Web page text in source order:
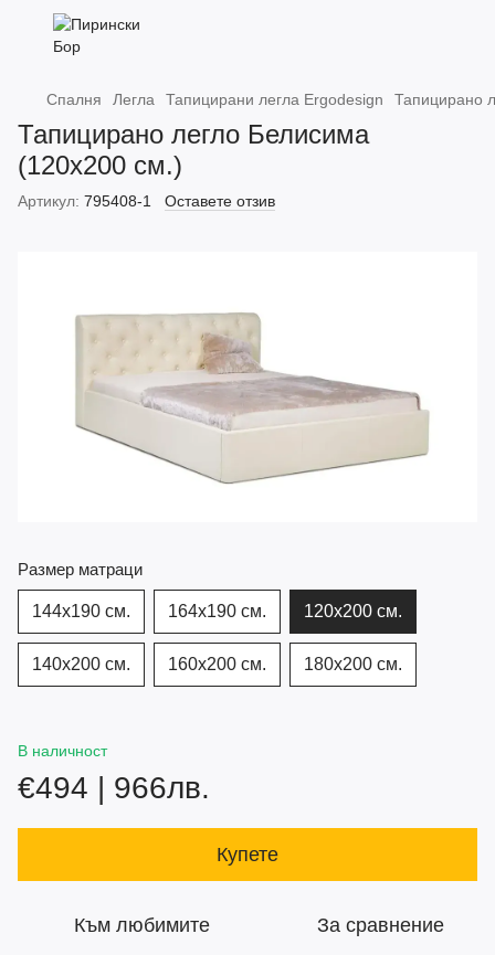
Спалня Легла Тапицирани легла Ergodesign Тапицирано
Тапицирано легло Белисима
(120х200 см.)
Артикул: 795408-1 Оставете отзив
Размер матраци
144x190 см. 164x190 см. 120х200 см.
140х200 см. 160х200 см. 180х200 см.
В наличност
€494 | 966лв.
Купете
Към любимите За сравнение